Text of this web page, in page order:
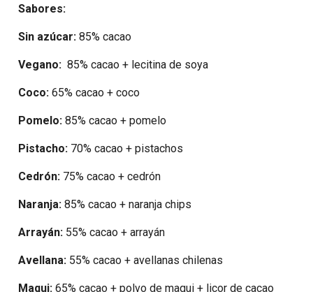
Sabores:
Sin azúcar: 85% cacao
Vegano: 85% cacao + lecitina de soya
Coco: 65% cacao + coco
Pomelo: 85% cacao + pomelo
Pistacho: 70% cacao + pistachos
Cedrón: 75% cacao + cedrón
Naranja: 85% cacao + naranja chips
Arrayán: 55% cacao + arrayán
Avellana: 55% cacao + avellanas chilenas
Maqui: 65% cacao + polvo de maqui + licor de cacao